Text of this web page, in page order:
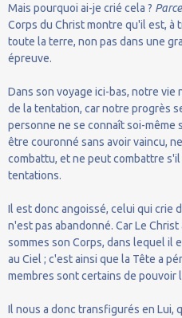
Mais pourquoi ai-je crié cela ?
Corps du Christ montre qu'il est, à
toute la terre, non pas dans une
épreuve.
Dans son voyage ici-bas, notre
de la tentation, car notre progrès
personne ne se connaît soi-même
être couronné sans avoir vaincu,
combattu, et ne peut combattre
tentations.
Il est donc angoissé, celui qui crie
n'est pas abandonné. Car Le
sommes son Corps, dans lequel il
au Ciel ; c'est ainsi que la Tête a
membres sont certains de pouvoir
Il nous a donc transfigurés en Lui,